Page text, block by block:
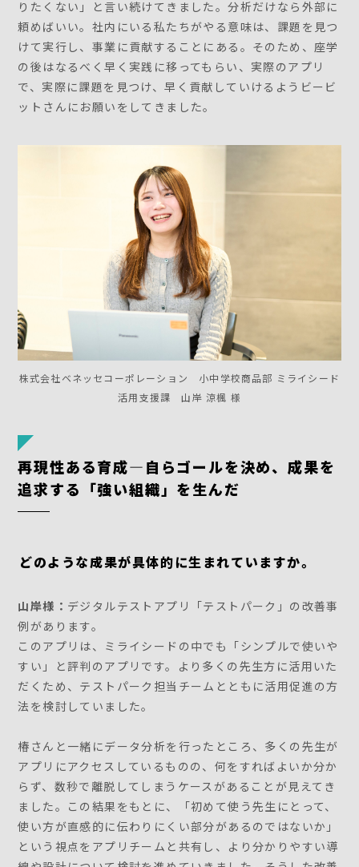
りたくない」と言い続けてきました。分析だけなら外部に
頼めばいい。社内にいる私たちがやる意味は、課題を見つ
けて実行し、事業に貢献することにある。そのため、座学
の後はなるべく早く実践に移ってもらい、実際のアプリ
で、実際に課題を見つけ、早く貢献していけるようビービ
ットさんにお願いをしてきました。
株式会社ベネッセコーポレーション 小中学校商品部 ミライシード
活用支援課 山岸 涼楓 様
再現性ある育成—自らゴールを決め、成果を
追求する「強い組織」を生んだ
――どのような成果が具体的に生まれていますか。
山岸様： デジタルテストアプリ「テストパーク」の改善事
例があります。
このアプリは、ミライシードの中でも「シンプルで使いや
すい」と評判のアプリです。より多くの先生方に活用いた
だくため、テストパーク担当チームとともに活用促進の方
法を検討していました。
椿さんと一緒にデータ分析を行ったところ、多くの先生が
アプリにアクセスしているものの、何をすればよいか分か
らず、数秒で離脱してしまうケースがあることが見えてき
ました。この結果をもとに、「初めて使う先生にとって、
使い方が直感的に伝わりにくい部分があるのではないか」
という視点をアプリチームと共有し、より分かりやすい導